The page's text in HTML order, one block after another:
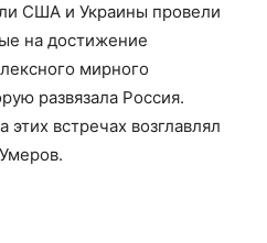
США и Украины провели
на достижение
мирного
развязала Россия.
встречах возглавлял